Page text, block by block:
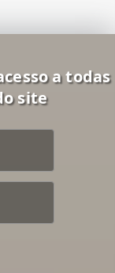
a todas
site